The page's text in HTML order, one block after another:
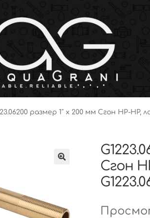
размер 1″ х 200 мм Сгон НР-НР,
Сгон